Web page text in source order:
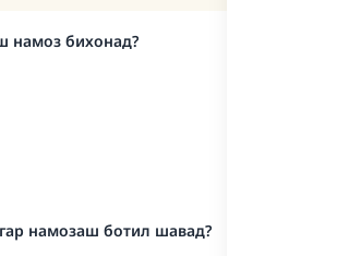
намоз бихонад?
намозаш ботил шавад?